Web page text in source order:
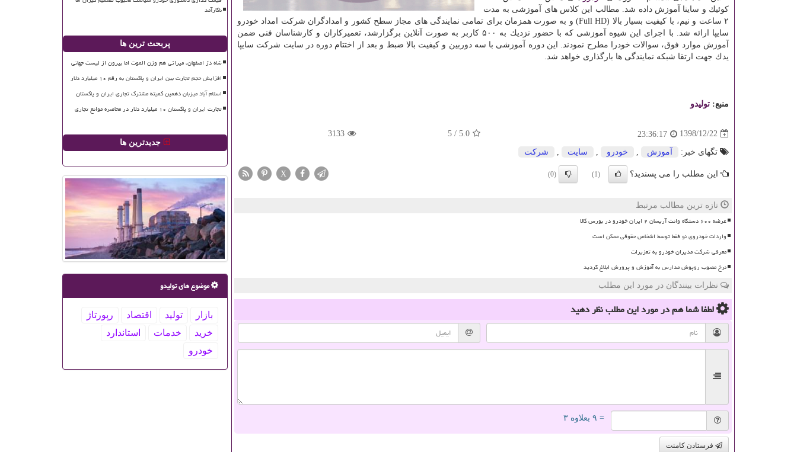
كوئیك و ساینا آموزش داده شد. مطالب این كلاس های آموزشی به مدت
۲ ساعت و نیم، با كیفیت بسیار بالا (Full HD) و به صورت همزمان برای تمامی نمایندگی های مجاز سطح كشور و امدادگران شركت امداد خودرو
سایپا ارائه شد. با اجرای این شیوه آموزشی كه با حضور نزدیك به ۵۰۰ كاربر به صورت آنلاین برگزارشد، تعمیركاران و كارشناسان فنی ضمن
آموزش موارد فوق، سوالات خودرا مطرح نمودند. این دوره آموزشی با سه دوربین و كیفیت بالا ضبط و بعد از اختتام دوره در سایت شركت سایپا
یدك جهت ارتقا شبكه نمایندگی ها بارگذاری خواهد شد.
منبع: تولیدو
1398/12/22
23:36:17
5.0
/
5
3133
تگهای خبر: آموزش خودرو سایت شركت
این مطلب را می پسندید؟ (1)
(0)
X
تازه ترین مطالب مرتبط
عرضه ۶۰۰ دستگاه وانت آریسان ۲ ایران خودرو در بورس کالا
واردات خودروی نو فقط توسط اشخاص حقوقی ممکن است
معرفی شرکت مدیران خودرو به تعزیرات
نرخ مصوب روپوش مدارس به آموزش و پرورش ابلاغ گردید
نظرات بینندگان در مورد این مطلب
لطفا شما همدر مورد این مطلبنظر دهید
= ۹ بعلاوه ۳
فرستادن کامنت
ناکارآمد
پربحث ترین ها
شاه دژ اصفهان، میراثی هم وزن الموت اما بیرون از لیست جهانی
افزایش حجم تجارت بین ایران و پاکستان به رقم ۱۰ میلیارد دلار
اسلام آباد میزبان دهمین کمیته مشترک تجاری ایران و پاکستان
تجارت ایران و پاکستان ۱۰ میلیارد دلار در محاصره موانع تجاری
جدیدترین ها
موضوع های تولیدو
بازار تولید اقتصاد
رپورتاژ
خرید
خدمات
استاندارد
خودرو